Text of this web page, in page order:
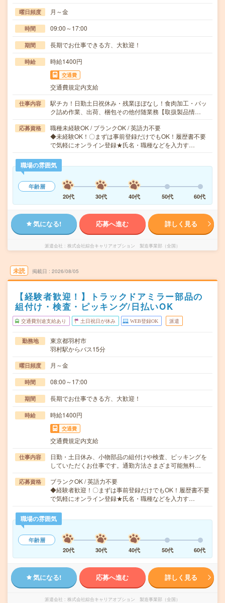
曜日頻度 月～金
時間 09:00～17:00
期間 長期でお仕事できる方、大歓迎！
時給 時給1400円
交通費
交通費規定内支給
仕事内容
駅チカ！日勤土日祝休み・残業ほぼなし！食肉加工・パッ
ク詰め作業、出荷、梱包その他付随業務【取扱製品情…
応募資格
職種未経験OK / ブランクOK / 英語力不要
◆未経験OK！〇まずは事前登録だけでもOK！履歴書不要
で気軽にオンライン登録★氏名・職種などを入力す…
職場の雰囲気
年齢層
20代
30代 40代 50代 60代
気になる! 応募へ進む 詳しく見る
派遣会社 株式会社綜合キャリアオプション 製造事業部（全国）
未読 掲載日 2026/08/05
【経験者歓迎！】トラックドアミラー部品の
組付け・検査・ピッキング/日払いOK
交通費別途支給あり 土日祝日が休み WEB登録OK 派遣
勤務地
東京都羽村市
羽村駅からバス15分
曜日頻度 月～金
時間 08:00～17:00
期間 長期でお仕事できる方、大歓迎！
時給 時給1400円
交通費
交通費規定内支給
仕事内容
日勤・土日休み、小物部品の組付けや検査、ピッキングを
していただくお仕事です。通勤方法さまざま可能無料…
応募資格
ブランクOK / 英語力不要
◆経験者歓迎！〇まずは事前登録だけでもOK！履歴書不要
で気軽にオンライン登録★氏名・職種などを入力す…
職場の雰囲気
年齢層
20代
30代 40代 50代 60代
気になる! 応募へ進む 詳しく見る
派遣会社 株式会社綜合キャリアオプション 製造事業部（全国）